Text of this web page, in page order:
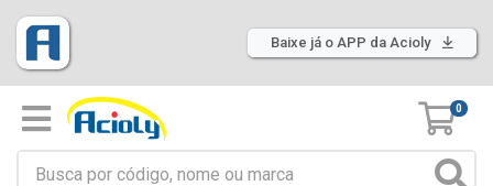
Baixe já o APP da Acioly
0